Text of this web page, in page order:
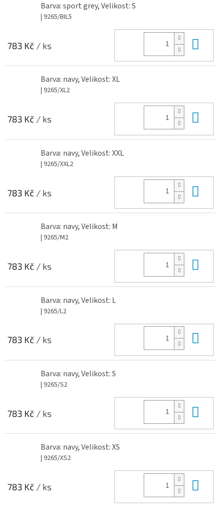
Barva: sport grey, Velikost: S
| 9265/BIL5
783 Kč / ks
Barva: navy, Velikost: XL
| 9265/XL2
783 Kč / ks
Barva: navy, Velikost: XXL
| 9265/XXL2
783 Kč / ks
Barva: navy, Velikost: M
| 9265/M2
783 Kč / ks
Barva: navy, Velikost: L
| 9265/L2
783 Kč / ks
Barva: navy, Velikost: S
| 9265/S2
783 Kč / ks
Barva: navy, Velikost: XS
| 9265/XS2
783 Kč / ks